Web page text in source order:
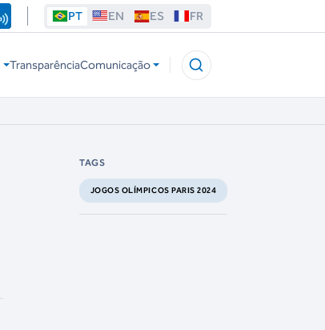
PT EN ES FR
TransparênciaComunicação
TAGS
JOGOS OLÍMPICOS PARIS 2024